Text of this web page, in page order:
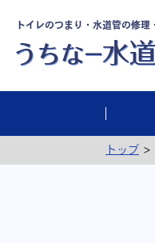
トイレのつまり・水道管の修
トップ >